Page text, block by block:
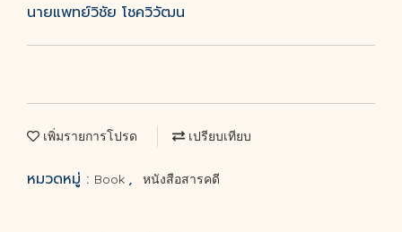
นายแพทย์วิชัย โชควิวัฒน
เพิ่มรายการโปรด เปรียบเทียบ
หมวดหมู่ : Book , หนังสือสารคดี